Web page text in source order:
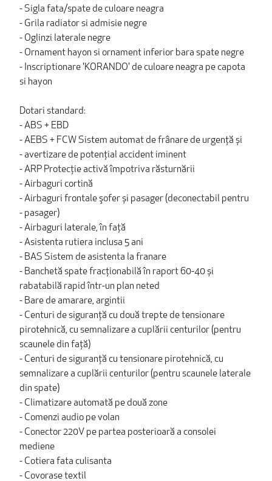
- Sigla fata/spate de culoare neagra
- Grila radiator si admisie negre
- Oglinzi laterale negre
- Ornament hayon si ornament inferior bara spate negre
- Inscriptionare 'KORANDO' de culoare neagra pe capota
si hayon
Dotari standard:
- ABS + EBD
- AEBS + FCW Sistem automat de frânare de urgență și
- avertizare de potențial accident iminent
- ARP Protecţie activă împotriva răsturnării
- Airbaguri cortină
- Airbaguri frontale şofer și pasager (deconectabil pentru
- pasager)
- Airbaguri laterale, în faţă
- Asistenta rutiera inclusa 5 ani
- BAS Sistem de asistenta la franare
- Banchetă spate fracționabilă în raport 60-40 și
rabatabilă rapid într-un plan neted
- Bare de amarare, argintii
- Centuri de siguranță cu două trepte de tensionare
pirotehnică, cu semnalizare a cuplării centurilor (pentru
scaunele din față)
- Centuri de siguranță cu tensionare pirotehnică, cu
semnalizare a cuplării centurilor (pentru scaunele laterale
din spate)
- Climatizare automată pe două zone
- Comenzi audio pe volan
- Conector 220V pe partea posterioară a consolei
mediene
- Cotiera fata culisanta
- Covorase textil